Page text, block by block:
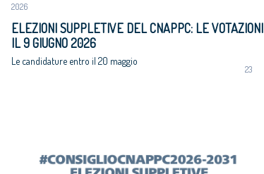
corredate di curriculum vitae da inviare all’indirizzo di posta
elettronicadirezione@cnappc.it.
2026
ELEZIONI SUPPLETIVE DEL CNAPPC: LE VOTAZIONI
IL 9 GIUGNO 2026
Le candidature entro il 20 maggio
23